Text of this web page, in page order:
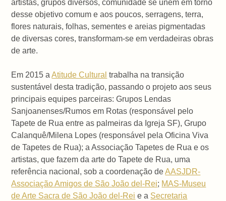
artistas, grupos diversos, comunidade se unem em torno
desse objetivo comum e aos poucos, serragens, terra,
flores naturais, folhas, sementes e areias pigmentadas
de diversas cores, transformam-se em verdadeiras obras
de arte.
Em 2015 aAtitude Cultural trabalha na transição
sustentável desta tradição, passando o projeto aos seus
principais equipes parceiras: Grupos Lendas
Sanjoanenses/Rumos em Rotas (responsável pelo
Tapete de Rua entre as palmeiras da Igreja SF), Grupo
Calanquê/Milena Lopes (responsável pela Oficina Viva
de Tapetes de Rua); a Associação Tapetes de Rua e os
artistas, que fazem da arte do Tapete de Rua, uma
referência nacional, sob a coordenação deAASJDR-
Associação Amigos de São João del-Rei; MAS-Museu
de Arte Sacra de São João del-Rei e a Secretaria